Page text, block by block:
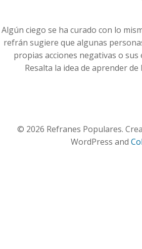
Algún ciego se ha curado con lo
refrán sugiere que algunas
propias acciones negativas o
Resalta la idea de aprender de
© 2026 Refranes Populares.
WordPress and